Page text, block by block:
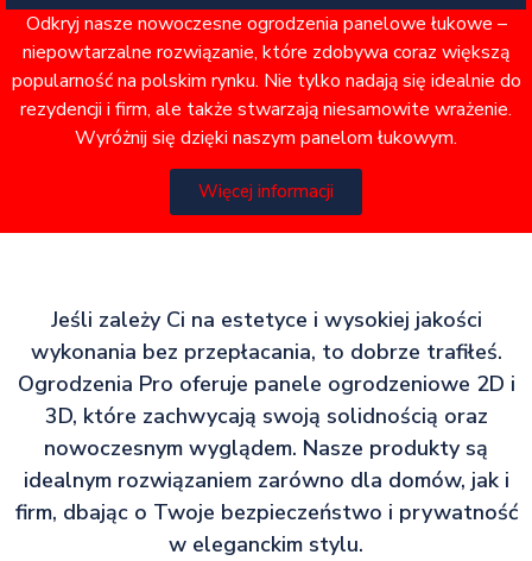
Odkryj nasze nowoczesne ogrodzenia panelowe łukowe –
niepowtarzalne rozwiązanie, które zdobywa coraz większą
popularność na polskim rynku. Nie tylko nadają się idealnie do
rezydencji i firm, ale także stwarzają niesamowite wrażenie.
Wyróżnij się dzięki naszym panelom łukowym.
Więcej informacji
Jeśli zależy Ci na estetyce i wysokiej jakości
wykonania bez przepłacania, to dobrze trafiłeś.
Ogrodzenia Pro oferuje panele ogrodzeniowe 2D i
3D, które zachwycają swoją solidnością oraz
nowoczesnym wyglądem. Nasze produkty są
idealnym rozwiązaniem zarówno dla domów, jak i
firm, dbając o Twoje bezpieczeństwo i prywatność
w eleganckim stylu.